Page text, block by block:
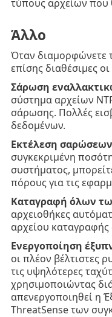
τύπους αρχείων που
Άλλο
Όταν διαμορφώνετε
επίσης διαθέσιμες
Σάρωση
σύστημα αρχείων
σάρωσης. Πολλές
δεδομένων.
Εκτέλεση
συγκεκριμένη
συστήματος,
πόρους για τις
Καταγραφή όλων
αρχειοθήκες
αρχείου
Ενεργοποίηση
οι πλέον βέλτιστες
τις υψηλότερες
χρησιμοποιώντας
απενεργοποιηθεί η
ThreatSense των